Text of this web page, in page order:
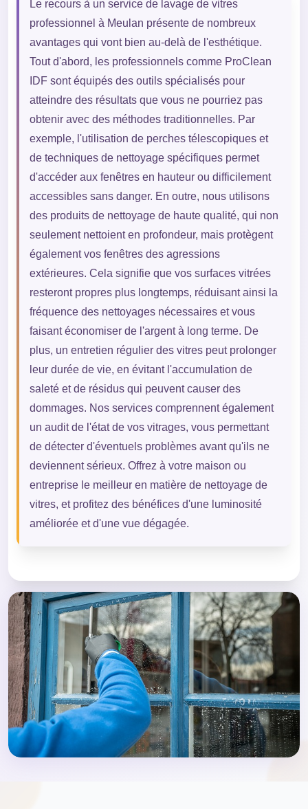
Le recours à un service de lavage de vitres
professionnel à Meulan présente de nombreux
avantages qui vont bien au-delà de l'esthétique.
Tout d'abord, les professionnels comme ProClean
IDF sont équipés des outils spécialisés pour
atteindre des résultats que vous ne pourriez pas
obtenir avec des méthodes traditionnelles. Par
exemple, l'utilisation de perches télescopiques et
de techniques de nettoyage spécifiques permet
d'accéder aux fenêtres en hauteur ou difficilement
accessibles sans danger. En outre, nous utilisons
des produits de nettoyage de haute qualité, qui non
seulement nettoient en profondeur, mais protègent
également vos fenêtres des agressions
extérieures. Cela signifie que vos surfaces vitrées
resteront propres plus longtemps, réduisant ainsi la
fréquence des nettoyages nécessaires et vous
faisant économiser de l'argent à long terme. De
plus, un entretien régulier des vitres peut prolonger
leur durée de vie, en évitant l'accumulation de
saleté et de résidus qui peuvent causer des
dommages. Nos services comprennent également
un audit de l'état de vos vitrages, vous permettant
de détecter d'éventuels problèmes avant qu'ils ne
deviennent sérieux. Offrez à votre maison ou
entreprise le meilleur en matière de nettoyage de
vitres, et profitez des bénéfices d'une luminosité
améliorée et d'une vue dégagée.